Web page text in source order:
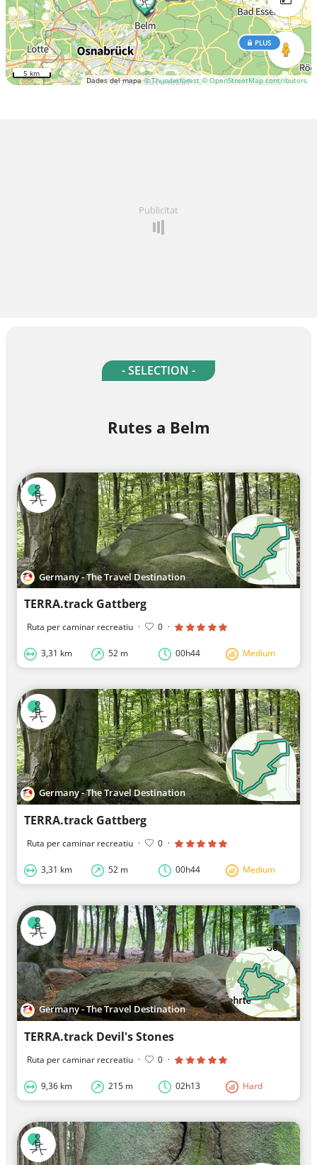
Dades del mapa© Thunderforest © OpenStreetMap contributors
PLUS
5 km
Publicitat
- SELECTION -
Rutes a Belm
Germany - The Travel Destination
TERRA.track Gattberg
Ruta per caminar recreatiu · 0 ·
3,31 km 52 m 00h44 Medium
Germany - The Travel Destination
TERRA.track Gattberg
Ruta per caminar recreatiu · 0 ·
3,31 km 52 m 00h44 Medium
Germany - The Travel Destination
TERRA.track Devil's Stones
Ruta per caminar recreatiu · 0 ·
9,36 km 215 m 02h13 Hard